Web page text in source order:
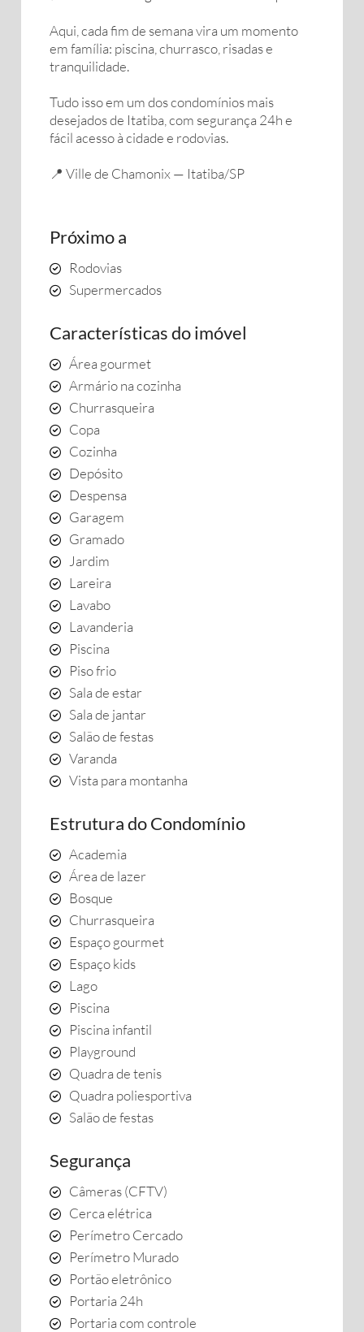
Aqui, cada fim de semana vira um momento
em família: piscina, churrasco, risadas e
tranquilidade.
Tudo isso em um dos condomínios mais
desejados de Itatiba, com segurança 24h e
fácil acesso à cidade e rodovias.
📍 Ville de Chamonix — Itatiba/SP
Próximo a
Rodovias
Supermercados
Características do imóvel
Área gourmet
Armário na cozinha
Churrasqueira
Copa
Cozinha
Depósito
Despensa
Garagem
Gramado
Jardim
Lareira
Lavabo
Lavanderia
Piscina
Piso frio
Sala de estar
Sala de jantar
Salão de festas
Varanda
Vista para montanha
Estrutura do Condomínio
Academia
Área de lazer
Bosque
Churrasqueira
Espaço gourmet
Espaço kids
Lago
Piscina
Piscina infantil
Playground
Quadra de tenis
Quadra poliesportiva
Salão de festas
Segurança
Câmeras (CFTV)
Cerca elétrica
Perímetro Cercado
Perímetro Murado
Portão eletrônico
Portaria 24h
Portaria com controle